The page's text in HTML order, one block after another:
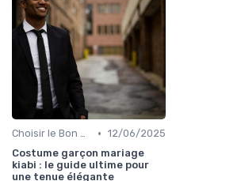
Choisir le Bon Costume • 12/06/2025
Costume garçon mariage
kiabi : le guide ultime pour
une tenue élégante